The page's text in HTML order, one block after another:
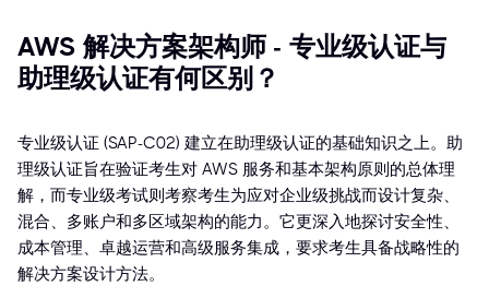
AWS 解决方案架构师 - 专业级认证与
助理级认证有何区别？
专业级认证 (SAP-C02) 建立在助理级认证的基础知识之上。助
理级认证旨在验证考生对 AWS 服务和基本架构原则的总体理
解，而专业级考试则考察考生为应对企业级挑战而设计复杂、
混合、多账户和多区域架构的能力。它更深入地探讨安全性、
成本管理、卓越运营和高级服务集成，要求考生具备战略性的
解决方案设计方法。